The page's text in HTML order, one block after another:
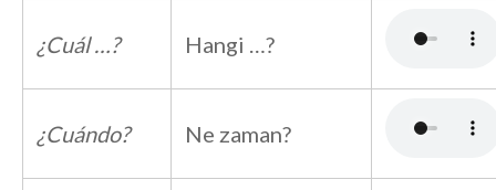
¿Cuál …? Hangi …?
¿Cuándo? Ne zaman?